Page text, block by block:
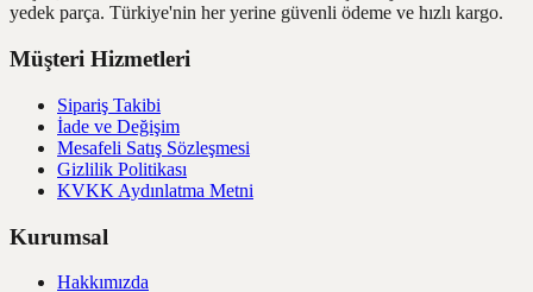
yedek parça. Türkiye'nin her yerine güvenli ödeme ve hızlı kargo.
Müşteri Hizmetleri
Sipariş Takibi
İade ve Değişim
Mesafeli Satış Sözleşmesi
Gizlilik Politikası
KVKK Aydınlatma Metni
Kurumsal
Hakkımızda